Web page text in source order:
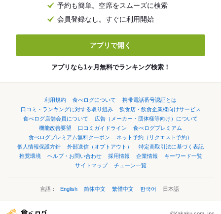
予約も簡単。空席をスムーズに検索
会員登録なし。すぐに利用開始
アプリで開く
アプリなら1ヶ月無料でランキング検索！
利用規約 食べログについて
携帯電話番号認証とは
口コミ・ランキングに対する取り組み
飲食店・飲食企業様向けサービス
食べログ店舗会員について
広告（メーカー・団体様等向け）について
機能改善要望
口コミガイドライン
食べログプレミアム
食べログプレミアム無料クーポン
ネット予約（リクエスト予約）
個人情報保護方針
外部送信（オプトアウト）
特定商取引法に基づく表記
推奨環境
ヘルプ・お問い合わせ 採用情報 企業情報
キーワード一覧
サイトマップ
チェーン一覧
言語： English 简体中文 繁體中文 한국어 日本語